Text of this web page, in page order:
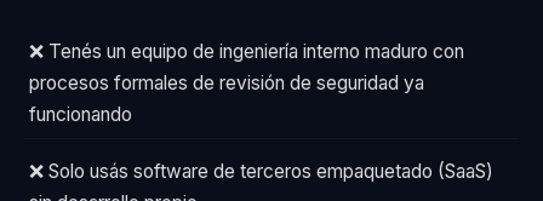
❌ Tenés un equipo de ingeniería interno maduro con
procesos formales de revisión de seguridad ya
funcionando
❌ Solo usás software de terceros empaquetado (SaaS)